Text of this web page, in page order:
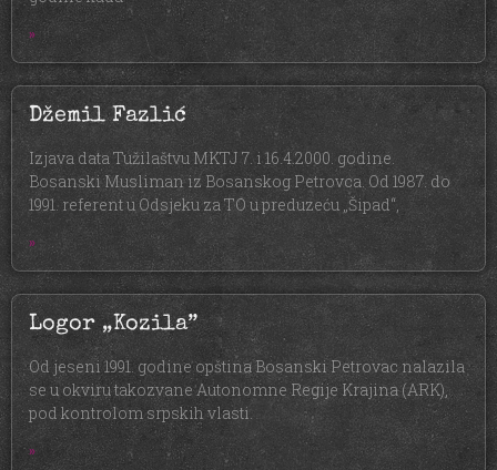
»
Džemil Fazlić
Izjava data Tužilaštvu MKTJ 7. i 16.4.2000. godine.
Bosanski Musliman iz Bosanskog Petrovca. Od 1987. do
1991. referent u Odsjeku za TO u preduzeću „Šipad“,
»
Logor „Kozila”
Od jeseni 1991. godine opština Bosanski Petrovac nalazila
se u okviru takozvane Autonomne Regije Krajina (ARK),
pod kontrolom srpskih vlasti.
»